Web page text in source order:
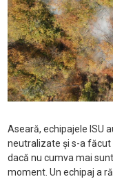
Aseară, echipajele ISU
neutralizate și s-a făcut
dacă nu cumva mai
moment. Un echipaj a